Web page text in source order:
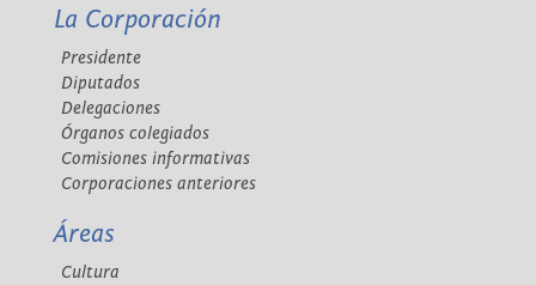
La Corporación
Presidente
Diputados
Delegaciones
Órganos colegiados
Comisiones informativas
Corporaciones anteriores
Áreas
Cultura